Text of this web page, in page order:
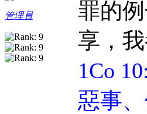
管理員
罪的
享，
1Co
惡事